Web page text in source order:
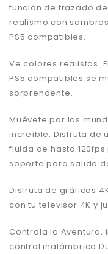
función de trazado
realismo con
PS5 compatibles.
Ve colores realistas:
PS5 compatibles se
sorprendente.
Muévete por los
increíble: Disfruta de
fluida de hasta
soporte para salida
Disfruta de gráficos
con tu televisor 4K y
Controla la Aventura,
control inalámbrico